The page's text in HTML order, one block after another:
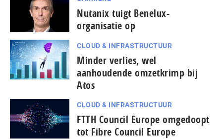
Nutanix tuigt Benelux-
organisatie op
CLOUD & INFRASTRUCTUUR
Minder verlies, wel
aanhoudende omzetkrimp bij
Atos
CLOUD & INFRASTRUCTUUR
FTTH Council Europe omgedoopt
tot Fibre Council Europe